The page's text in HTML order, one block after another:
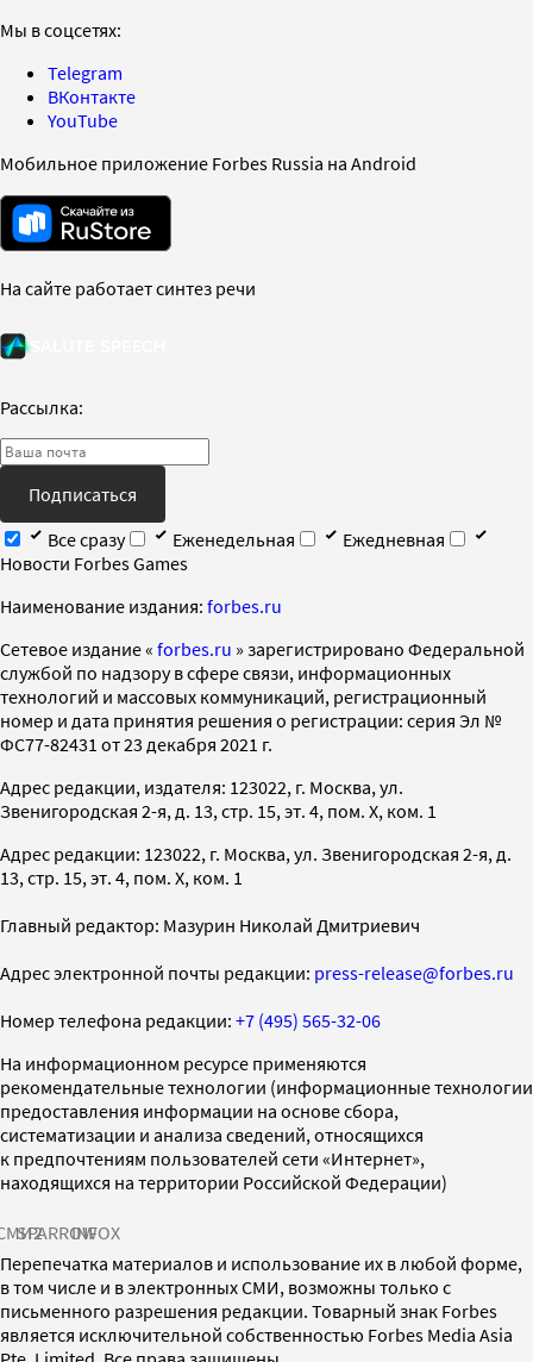
Мы в соцсетях:
Telegram
ВКонтакте
YouTube
Мобильное приложение Forbes Russia на Android
На сайте работает синтез речи
Рассылка:
Подписаться
Все сразу
Еженедельная
Ежедневная
Новости Forbes Games
Наименование издания: forbes.ru
Cетевое издание « forbes.ru » зарегистрировано Федеральной
службой по надзору в сфере связи, информационных
технологий и массовых коммуникаций, регистрационный
номер и дата принятия решения о регистрации: серия Эл №
ФС77-82431 от 23 декабря 2021 г.
Адрес редакции, издателя: 123022, г. Москва, ул.
Звенигородская 2-я, д. 13, стр. 15, эт. 4, пом. X, ком. 1
Адрес редакции: 123022, г. Москва, ул. Звенигородская 2-я, д.
13, стр. 15, эт. 4, пом. X, ком. 1
Главный редактор: Мазурин Николай Дмитриевич
Адрес электронной почты редакции: press-release@forbes.ru
Номер телефона редакции: +7 (495) 565-32-06
На информационном ресурсе применяются
рекомендательные технологии (информационные технологии
предоставления информации на основе сбора,
систематизации и анализа сведений, относящихся
к предпочтениям пользователей сети «Интернет»,
находящихся на территории Российской Федерации)
SPARROWINFOX
Перепечатка материалов и использование их в любой форме,
в том числе и в электронных СМИ, возможны только с
письменного разрешения редакции. Товарный знак Forbes
является исключительной собственностью Forbes Media Asia